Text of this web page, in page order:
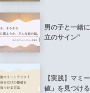
男の子と一緒
立のサイン”
【実践】マミ
値」を見つける